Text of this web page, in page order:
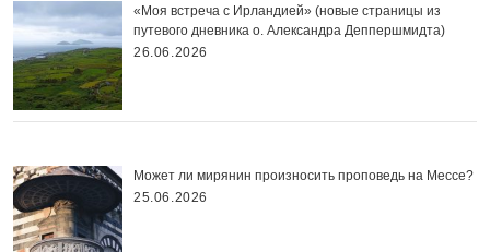
«Моя встреча с Ирландией» (новые страницы из
путевого дневника о. Александра Деппершмидта)
26.06.2026
Может ли мирянин произносить проповедь на Мессе?
25.06.2026